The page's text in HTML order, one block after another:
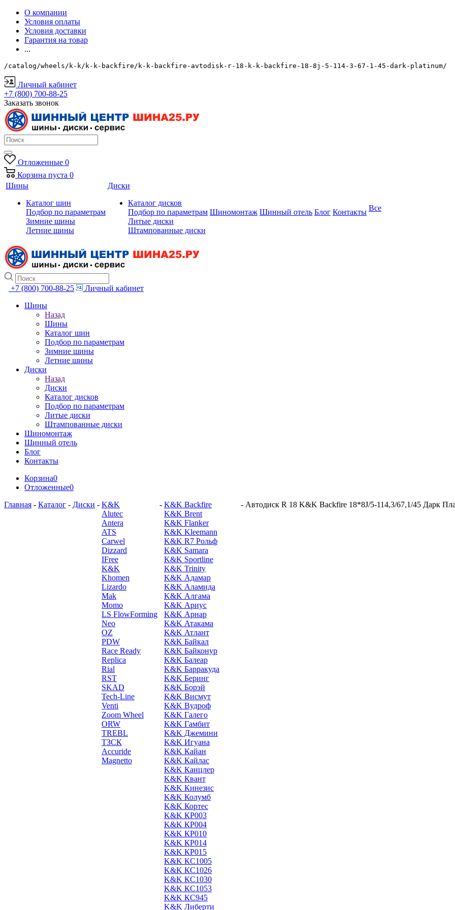
О компании
Условия оплаты
Условия доставки
Гарантия на товар
...
/catalog/wheels/k-k/k-k-backfire/k-k-backfire-avtodisk-r-18-k-k-backfire-18-8j-5-114-3-67-1-45-dark-platinum/
Личный кабинет
+7 (800) 700-88-25
Заказать звонок
Отложенные 0
Корзина пуста 0
Шины
Каталог шин
Подбор по параметрам
Зимние шины
Летние шины
Диски
Каталог дисков
Подбор по параметрам
Литые диски
Штампованные диски
Шиномонтаж Шинный отель Блог Контакты Все
+7 (800) 700-88-25
Личный кабинет
Шины
Назад
Шины
Каталог шин
Подбор по параметрам
Зимние шины
Летние шины
Диски
Назад
Диски
Каталог дисков
Подбор по параметрам
Литые диски
Штампованные диски
Шиномонтаж
Шинный отель
Блог
Контакты
Корзина0
Отложенные0
Главная - Каталог - Диски - K&K
Alutec
Antera
ATS
Carwel
Dizzard
IFree
K&K
Khomen
Lizardo
Mak
Momo
LS FlowForming
Neo
OZ
PDW
Race Ready
Replica
Rial
RST
SKAD
Tech-Line
Venti
Zoom Wheel
ORW
TREBL
ТЗСК
Accuride
Magnetto
- K&K Backfire
K&K Brent
K&K Flanker
K&K Kleemann
K&K R7 Рольф
K&K Samara
K&K Sportline
K&K Trinity
K&K Адамар
K&K Аламида
K&K Алгама
K&K Ариус
K&K Арнар
K&K Атакама
K&K Атлант
K&K Байкал
K&K Байконур
K&K Балеар
K&K Барракуда
K&K Беринг
K&K Борэй
K&K Висмут
K&K Вудроф
K&K Галего
K&K Гамбит
K&K Джемини
K&K Игуана
K&K Кайан
K&K Кайлас
K&K Канцлер
K&K Квант
K&K Кинезис
K&K Колумб
K&K Кортес
K&K КР003
K&K КР004
K&K КР010
K&K КР014
K&K КР015
K&K КС1005
K&K КС1026
K&K КС1030
K&K КС1053
K&K КС945
K&K Либерти
- Автодиск R 18 K&K Backfire 18*8J/5-114,3/67,1/45 Дарк